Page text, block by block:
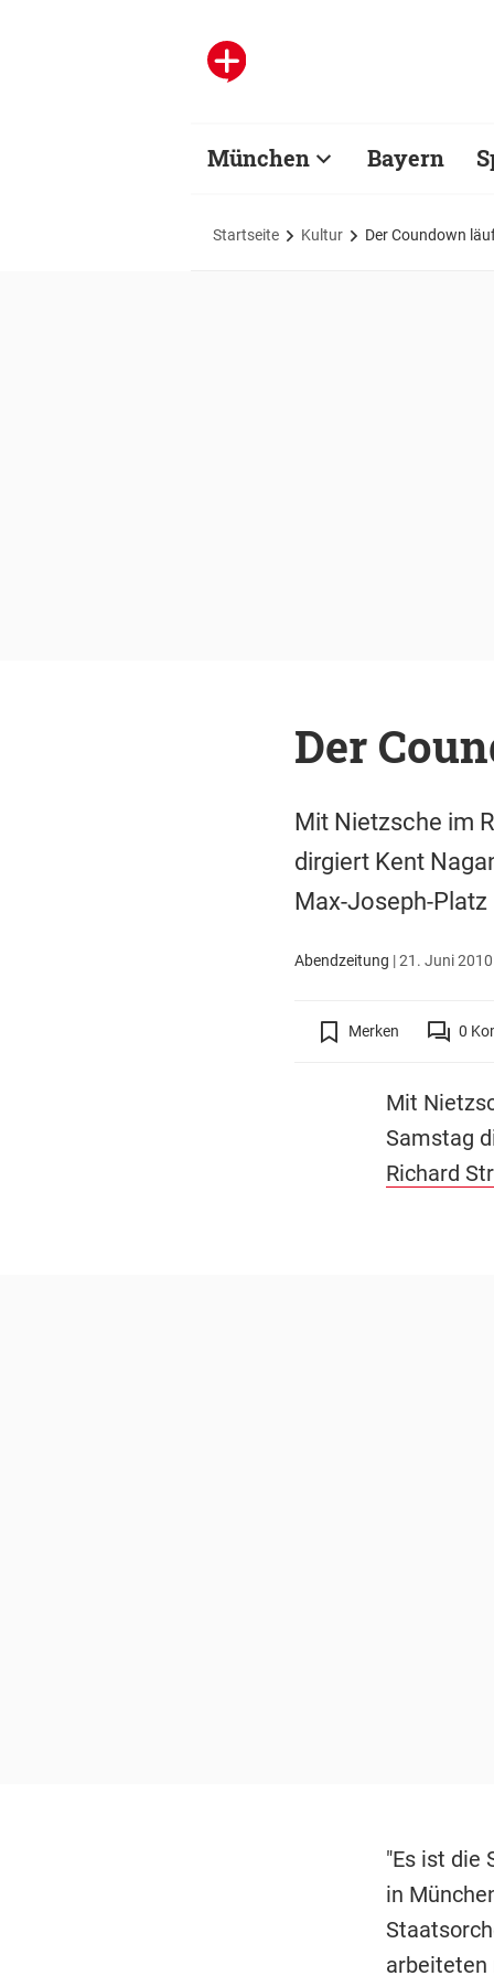
München Bayern
Startseite Kultur Der Coundown
Der
Mit Nietzsche im
dirgiert Kent
Max-Joseph-Platz
Abendzeitung |21. Juni
Merken 0
Mit
Samstag
Richard
"Es ist die
in
arbeiteten